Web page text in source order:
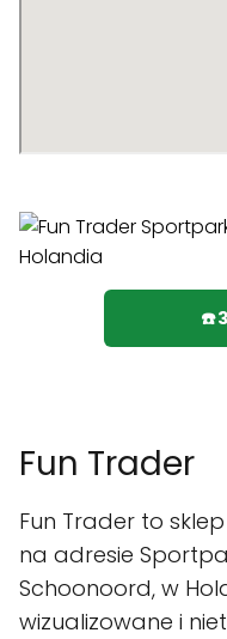
Fun Trader
Fun Trader to
na adresie
Schoonoord, w
wizualizowane i